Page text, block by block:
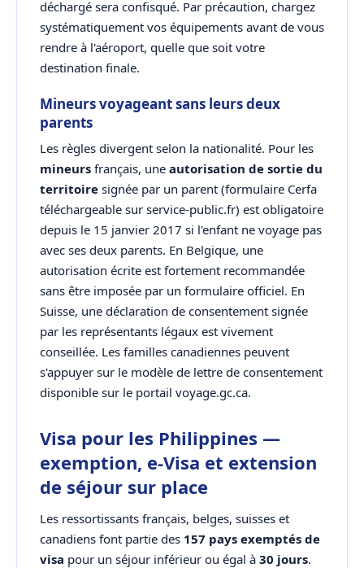
déchargé sera confisqué. Par précaution, chargez
systématiquement vos équipements avant de vous
rendre à l'aéroport, quelle que soit votre
destination finale.
Mineurs voyageant sans leurs deux
parents
Les règles divergent selon la nationalité. Pour les
mineurs français, une autorisation de sortie du
territoire signée par un parent (formulaire Cerfa
téléchargeable sur service-public.fr) est obligatoire
depuis le 15 janvier 2017 si l'enfant ne voyage pas
avec ses deux parents. En Belgique, une
autorisation écrite est fortement recommandée
sans être imposée par un formulaire officiel. En
Suisse, une déclaration de consentement signée
par les représentants légaux est vivement
conseillée. Les familles canadiennes peuvent
s'appuyer sur le modèle de lettre de consentement
disponible sur le portail voyage.gc.ca.
Visa pour les Philippines —
exemption, e-Visa et extension
de séjour sur place
Les ressortissants français, belges, suisses et
canadiens font partie des 157 pays exemptés de
visa pour un séjour inférieur ou égal à 30 jours.